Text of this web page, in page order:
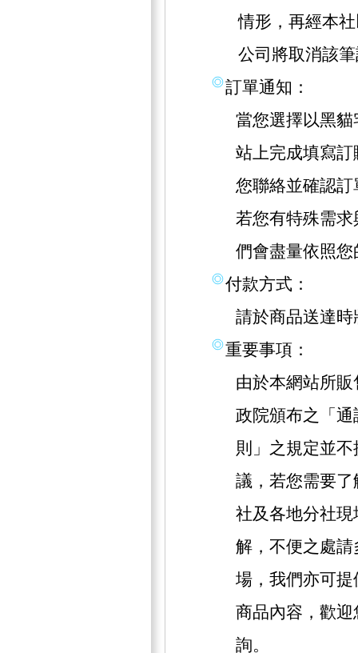
情形，再經本
公司將取消該
訂單通知：
當您選擇以黑
站上完成填寫
您聯絡並確認訂
若您有特殊需
們會盡量依照
付款方式：
請於商品送達
重要事項：
由於本網站所
政院頒布之「
則」之規定並
議，若您需要
社及各地分社
解，不便之處
場，我們亦可
商品內容，歡
詢。